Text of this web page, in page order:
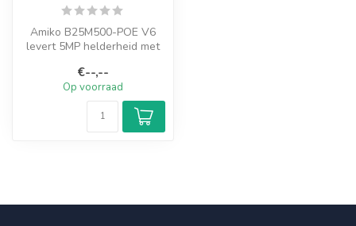
Amiko B25M500-POE V6
levert 5MP helderheid met
H.264/H.265 c...
€--,--
Op voorraad